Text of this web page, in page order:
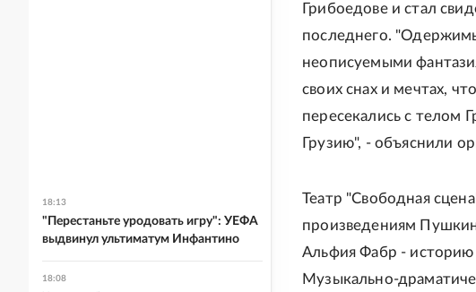
Грибоедове и стал
последнего.
неописуемыми
своих снах и мечтах,
пересекались с телом
Грузию", - объяснили
Театр "Свободная
произведениям
Альфия Фабр -
Музыкально-
18:13
"Перестаньте уродовать игру": УЕФА
выдвинул ультиматум Инфантино
18:08